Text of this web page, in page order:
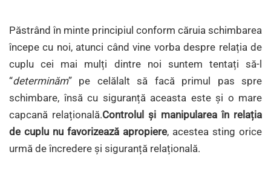
Păstrând în minte principiul conform căruia schimbarea
începe cu noi, atunci când vine vorba despre relația de
cuplu cei mai mulți dintre noi suntem tentați să-l
“determinăm” pe celălalt să facă primul pas spre
schimbare, însă cu siguranță aceasta este și o mare
capcană relațională.Controlul și manipularea în relația
de cuplu nu favorizează apropiere, acestea sting orice
urmă de încredere și siguranță relațională.